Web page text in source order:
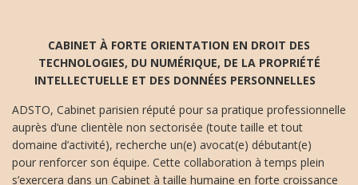
CABINET À FORTE ORIENTATION EN DROIT DES
TECHNOLOGIES, DU NUMÉRIQUE, DE LA PROPRIÉTÉ
INTELLECTUELLE ET DES DONNÉES PERSONNELLES
ADSTO, Cabinet parisien réputé pour sa pratique professionnelle
auprès d’une clientèle non sectorisée (toute taille et tout
domaine d’activité), recherche un(e) avocat(e) débutant(e)
pour renforcer son équipe. Cette collaboration à temps plein
s’exercera dans un Cabinet à taille humaine en forte croissance